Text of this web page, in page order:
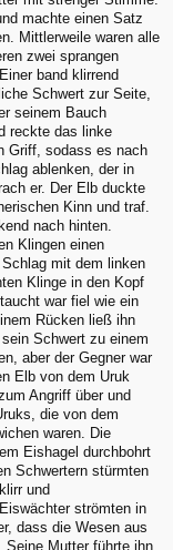
machte einen Satz
Mittlerweile waren alle
zwei sprangen
band klirrend
Schwert zur Seite,
seinem Bauch
reckte das linke
Griff, sodass es nach
ablenken, der in
er. Der Elb duckte
Kinn und traf.
nach hinten.
Klingen einen
mit dem linken
Klinge in den Kopf
war fiel wie ein
Rücken ließ ihn
Schwert zu einem
aber der Gegner war
Elb von dem Uruk
Angriff über und
die von dem
waren. Die
Eishagel durchbohrt
Schwertern stürmten
und
strömten in
dass die Wesen aus
Mutter führte ihn